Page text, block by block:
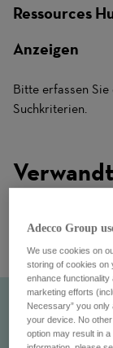
Ressources
Anzeigen
Bitte erfassen
Suchkriterien.
Adecco Group
We use cookies on
storing of cookies on
enhance
marketing efforts
Necessary” you
your device. No
option may result in